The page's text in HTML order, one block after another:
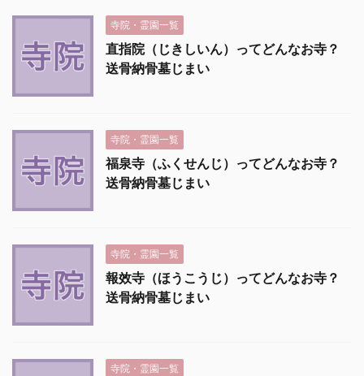
寺院・霊園一覧
直指院（じきしいん）ってどんなお寺？
送骨納骨墓じまい
寺院・霊園一覧
福泉寺（ふくせんじ）ってどんなお寺？
送骨納骨墓じまい
寺院・霊園一覧
報效寺（ほうこうじ）ってどんなお寺？
送骨納骨墓じまい
寺院・霊園一覧